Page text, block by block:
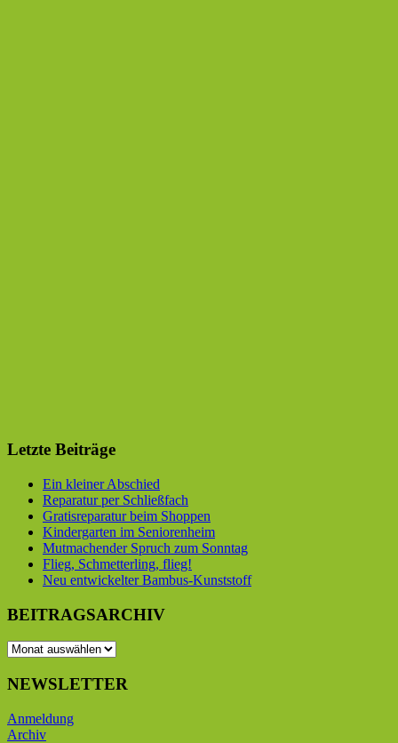
Letzte Beiträge
Ein kleiner Abschied
Reparatur per Schließfach
Gratisreparatur beim Shoppen
Kindergarten im Seniorenheim
Mutmachender Spruch zum Sonntag
Flieg, Schmetterling, flieg!
Neu entwickelter Bambus-Kunststoff
BEITRAGSARCHIV
BEITRAGSARCHIV
NEWSLETTER
Anmeldung
Archiv